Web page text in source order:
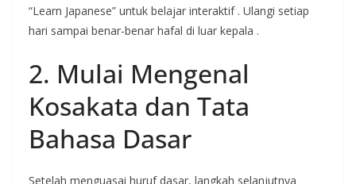
“Learn Japanese” untuk belajar interaktif . Ulangi setiap
hari sampai benar-benar hafal di luar kepala .
2. Mulai Mengenal
Kosakata dan Tata
Bahasa Dasar
Setelah menguasai huruf dasar, langkah selanjutnya